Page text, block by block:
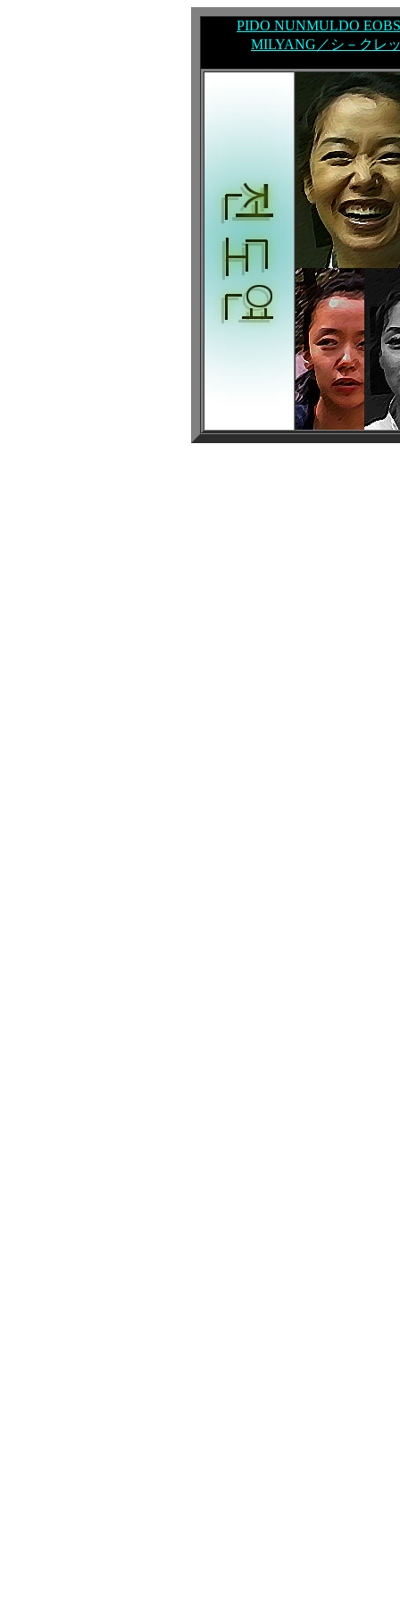
PIDO NUNMULDO
MILYANG／シ－クレ